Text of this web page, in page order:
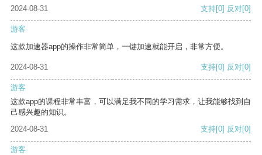
2024-08-31 支持[0] 反对[0]
游客
这款加速器app的操作非常简单，一键加速就能开启，非常方便。
2024-08-31 支持[0] 反对[0]
游客
这款app的课程非常丰富，可以满足我不同的学习需求，让我能够找到自
己感兴趣的知识。
2024-08-31
支持[0] 反对[0]
游客